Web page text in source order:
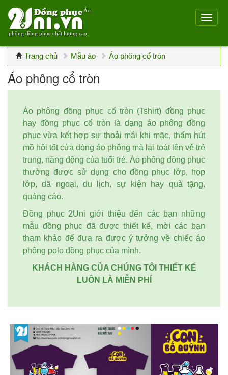
Áo
phông đồng phục chất lượng cao
Trang chủ Mẫu áo Áo phông cổ tròn
Áo phông cổ tròn
Áo phông đồng phục cổ tròn (Tshirt) đồng phục
hay đồng phục cổ tròn là dạng áo phông đồng
phục vừa kết hợp sự thoải mái khi mặc, thấm hút
mồ hôi tốt của dòng áo phông mà lại toát lên vẻ trẻ
trung, năng động của tuổi trẻ. Áo phông đồng phục
thường được sử dụng cho đồng phục lớp, họp
lớp, dã ngoại, du lịch, sự kiện hay quà tặng,
quảng cáo.
Đồng phục 2Uni giới thiệu đến các bạn những
mẫu đồng phục đã được thiết kế, mời các bạn
tham khảo để đưa ra được ý tưởng về chiếc áo
phông polo đồng phục của mình.
KHÁCH HÀNG CỦA CHÚNG TÔI THIẾT KẾ
LUÔN LÀ MIỄN PHÍ